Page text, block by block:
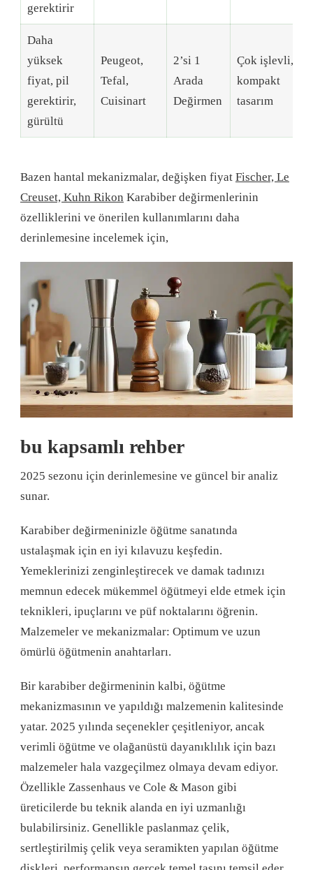
gerektirir
Daha
yüksek
fiyat, pil
gerektirir,
gürültü
Peugeot,
Tefal,
Cuisinart
2’si 1
Arada
Değirmen
Çok işlevli,
kompakt
tasarım
Bazen hantal mekanizmalar, değişken fiyat Fischer, Le
Creuset, Kuhn Rikon Karabiber değirmenlerinin
özelliklerini ve önerilen kullanımlarını daha
derinlemesine incelemek için,
bu kapsamlı rehber
2025 sezonu için derinlemesine ve güncel bir analiz
sunar.
Karabiber değirmeninizle öğütme sanatında
ustalaşmak için en iyi kılavuzu keşfedin.
Yemeklerinizi zenginleştirecek ve damak tadınızı
memnun edecek mükemmel öğütmeyi elde etmek için
teknikleri, ipuçlarını ve püf noktalarını öğrenin.
Malzemeler ve mekanizmalar: Optimum ve uzun
ömürlü öğütmenin anahtarları.
Bir karabiber değirmeninin kalbi, öğütme
mekanizmasının ve yapıldığı malzemenin kalitesinde
yatar. 2025 yılında seçenekler çeşitleniyor, ancak
verimli öğütme ve olağanüstü dayanıklılık için bazı
malzemeler hala vazgeçilmez olmaya devam ediyor.
Özellikle Zassenhaus ve Cole & Mason gibi
üreticilerde bu teknik alanda en iyi uzmanlığı
bulabilirsiniz. Genellikle paslanmaz çelik,
sertleştirilmiş çelik veya seramikten yapılan öğütme